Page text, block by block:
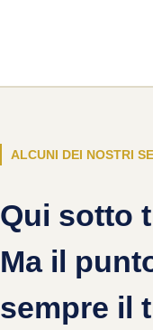
ALCUNI DEI NOSTRI
Qui sotto
Ma il
sempre il